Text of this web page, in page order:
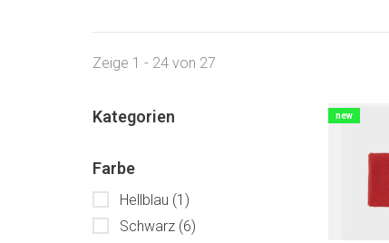
Zeige 1 - 24 von 27
Kategorien
Farbe
Hellblau (1)
Schwarz (6)
new